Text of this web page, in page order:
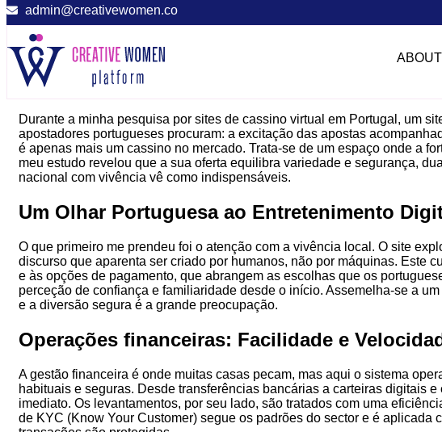
admin@creativewomen.co
Durante a minha pesquisa por sites de cassino virtual em Portugal, um
apostadores portugueses procuram: a excitação das apostas
é apenas mais um cassino no mercado. Trata-se de um espaço onde a
meu estudo revelou que a sua oferta equilibra variedade e segurança,
nacional com vivência vê como indispensáveis.
Um Olhar Portuguesa ao Entretenimento
O que primeiro me prendeu foi o atenção com a vivência local. O site
discurso que aparenta ser criado por humanos, não por máquinas. Este
e às opções de pagamento, que abrangem as escolhas que os
perceção de confiança e familiaridade desde o início. Assemelha-se a
e a diversão segura é a grande preocupação.
Operações financeiras: Facilidade e
A gestão financeira é onde muitas casas pecam, mas aqui o sistema
habituais e seguras. Desde transferências bancárias a carteiras digitais
imediato. Os levantamentos, por seu lado, são tratados com uma
de KYC (Know Your Customer) segue os padrões do sector e é aplicada